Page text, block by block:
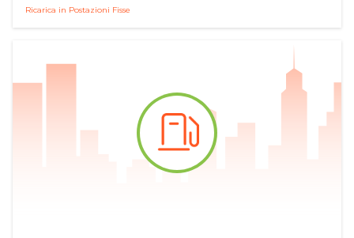
Ricarica in Postazioni Fisse